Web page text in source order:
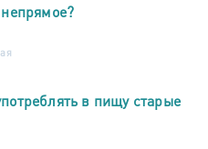
в пищу старые